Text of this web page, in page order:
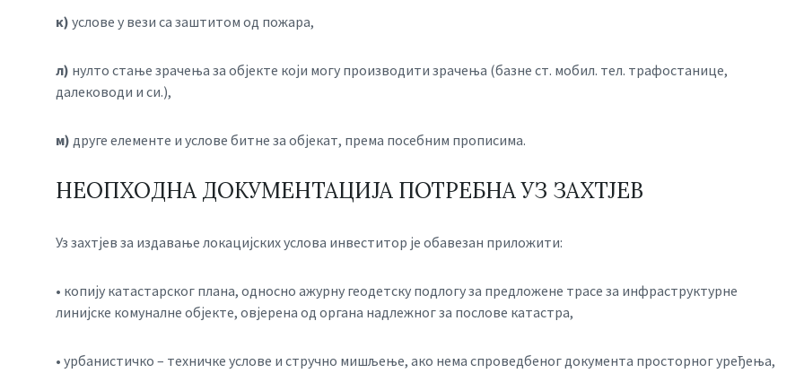
к) услове у вези са заштитом од пожара,
л) нулто стање зрачења за објекте који могу производити зрачења (базне ст. мобил. тел. трафостанице,
далеководи и си.),
м) друге елементе и услове битне за објекат, према посебним прописима.
НЕОПХОДНА ДОКУМЕНТАЦИЈА ПОТРЕБНА УЗ ЗАХТЈЕВ
Уз захтјев за издавање локацијских услова инвеститор је обавезан приложити:
• копију катастарског плана, односно ажурну геодетску подлогу за предложене трасе за инфраструктурне
линијске комуналне објекте, овјерена од органа надлежног за послове катастра,
• урбанистичко – техничке услове и стручно мишљење, ако нема спроведбеног документа просторног уређења,